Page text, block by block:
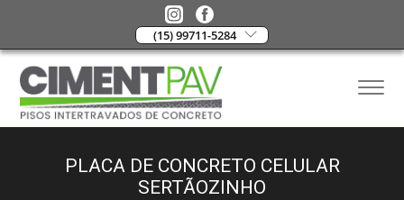
(15) 99711-5284
PLACA DE CONCRETO CELULAR
SERTÃOZINHO